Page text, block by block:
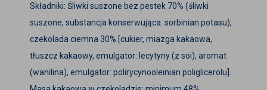
Składniki: Śliwki suszone bez pestek 70% (śliwki
suszone, substancja konserwująca: sorbinian potasu),
czekolada ciemna 30% [cukier, miazga kakaowa,
tłuszcz kakaowy, emulgator: lecytyny (z soi), aromat
(wanilina), emulgator: polirycynooleinian poliglicerolu].